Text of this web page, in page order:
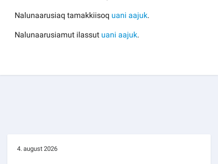
Nalunaarusiaq tamakkiisoq uani aajuk.
Nalunaarusiamut ilassut uani aajuk.
4. august 2026